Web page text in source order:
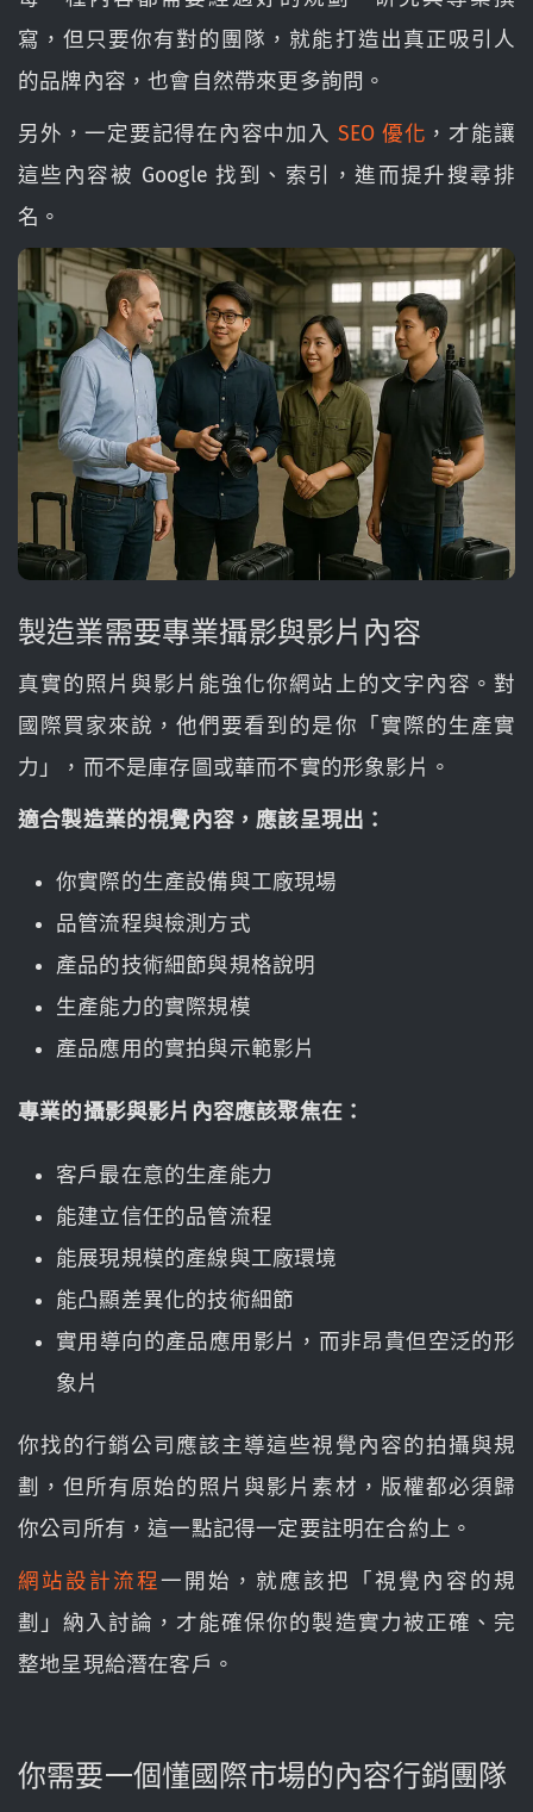
寫，但只要你有對的團隊，就能打造出真正吸引人
的品牌內容，也會自然帶來更多詢問。
另外，一定要記得在內容中加入 SEO 優化 ，才能讓
這些內容被 Google 找到、索引，進而提升搜尋排
名。
製造業需要專業攝影與影片內容
真實的照片與影片能強化你網站上的文字內容。對
國際買家來說，他們要看到的是你「實際的生產實
力」，而不是庫存圖或華而不實的形象影片。
適合製造業的視覺內容，應該呈現出：
你實際的生產設備與工廠現場
品管流程與檢測方式
產品的技術細節與規格說明
生產能力的實際規模
產品應用的實拍與示範影片
專業的攝影與影片內容應該聚焦在：
客戶最在意的生產能力
能建立信任的品管流程
能展現規模的產線與工廠環境
能凸顯差異化的技術細節
實用導向的產品應用影片，而非昂貴但空泛的形
象片
你找的行銷公司應該主導這些視覺內容的拍攝與規
劃，但所有原始的照片與影片素材，版權都必須歸
你公司所有，這一點記得一定要註明在合約上。
網站設計流程一開始，就應該把「視覺內容的規
劃」納入討論，才能確保你的製造實力被正確、完
整地呈現給潛在客戶。
你需要一個懂國際市場的內容行銷團隊